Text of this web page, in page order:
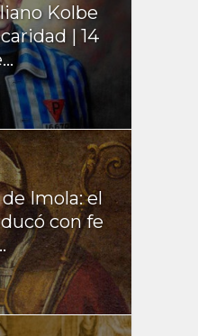
Kolbe
| 14
Imola: el
con fe